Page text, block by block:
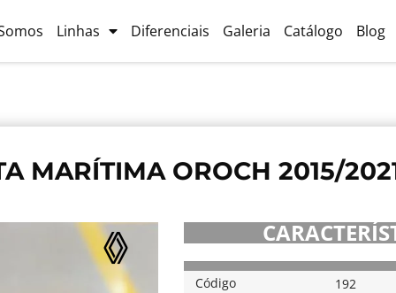
Linhas Diferenciais Galeria Catálogo Blog
MARÍTIMA OROCH 2015/
Código
192